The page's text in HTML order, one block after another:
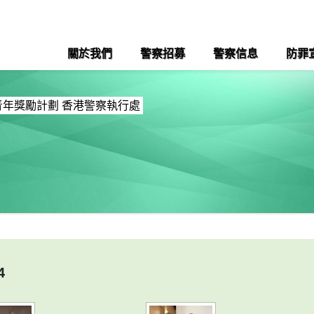
關於我們 警察招募 警察信息 防罪
年獎勵計劃 香港警察執行處